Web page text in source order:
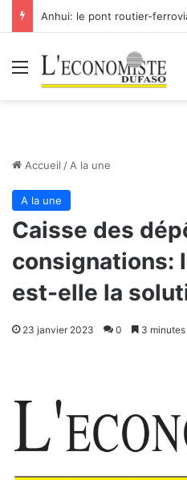
Menu
Accueil / A la une
A la une
Caisse des
consignations:
est-elle la
23 janvier 2023 0 3